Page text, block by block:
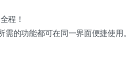
程！
需的功能都可在同一界面便捷使用